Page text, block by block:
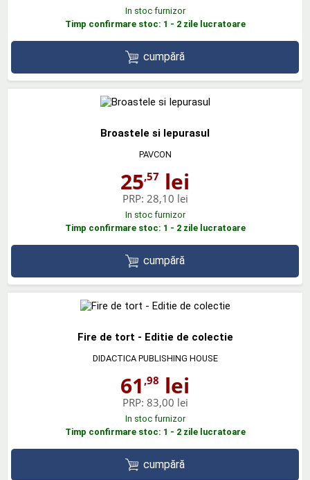
In stoc furnizor
Timp confirmare stoc: 1 - 2 zile lucratoare
cumpără
Broastele si Iepurasul
PAVCON
25,57 lei
PRP: 28,10 lei
In stoc furnizor
Timp confirmare stoc: 1 - 2 zile lucratoare
cumpără
Fire de tort - Editie de colectie
DIDACTICA PUBLISHING HOUSE
61 ,98 lei
PRP: 83,00 lei
In stoc furnizor
Timp confirmare stoc: 1 - 2 zile lucratoare
cumpără